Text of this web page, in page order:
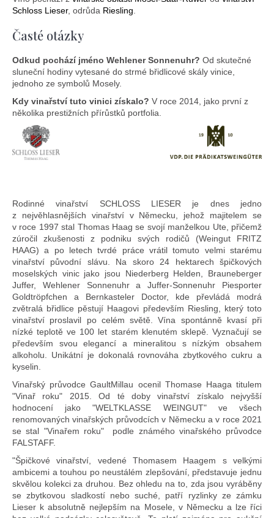
Schloss Lieser, odrůda Riesling.
Časté otázky
Odkud pochází jméno Wehlener Sonnenuhr? Od skutečné
sluneční hodiny vytesané do strmé břidlicové skály vinice,
jednoho ze symbolů Mosely.
Kdy vinařství tuto vinici získalo? V roce 2014, jako první z
několika prestižních přírůstků portfolia.
Rodinné vinařství SCHLOSS LIESER je dnes jedno
z nejvěhlasnějších vinařství v Německu, jehož majitelem se
v roce 1997 stal Thomas Haag se svojí manželkou Ute, přičemž
zúročil zkušenosti z podniku svých rodičů (Weingut FRITZ
HAAG) a po letech tvrdé práce vrátil tomuto velmi starému
vinařství původní slávu. Na skoro 24 hektarech špičkových
moselských vinic jako jsou Niederberg Helden, Brauneberger
Juffer, Wehlener Sonnenuhr a Juffer-Sonnenuhr Piesporter
Goldtröpfchen a Bernkasteler Doctor, kde převládá modrá
zvětralá břidlice pěstují Haagovi především Riesling, který toto
vinařství proslavil po celém světě. Vína spontánně kvasí při
nízké teplotě ve 100 let starém klenutém sklepě. Vyznačují se
především svou elegancí a mineralitou s nízkým obsahem
alkoholu. Unikátní je dokonalá rovnováha zbytkového cukru a
kyselin.
Vinařský průvodce GaultMillau ocenil Thomase Haaga titulem
"Vinař roku" 2015. Od té doby vinařství získalo nejvyšší
hodnocení jako "WELTKLASSE WEINGUT" ve všech
renomovaných vinařských průvodcích v Německu a v roce 2021
se stal "Vinařem roku" podle známého vinařského průvodce
FALSTAFF.
"Špičkové vinařství, vedené Thomasem Haagem s velkými
ambicemi a touhou po neustálém zlepšování, představuje jednu
skvělou kolekci za druhou. Bez ohledu na to, zda jsou vyráběny
se zbytkovou sladkostí nebo suché, patří ryzlinky ze zámku
Lieser k absolutně nejlepším na Mosele, v Německu a lze říci